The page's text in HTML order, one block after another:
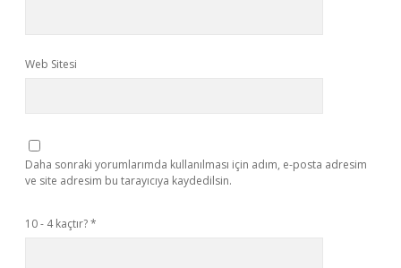
Web Sitesi
Daha sonraki yorumlarımda kullanılması için adım, e-posta adresim
ve site adresim bu tarayıcıya kaydedilsin.
10 - 4 kaçtır?*